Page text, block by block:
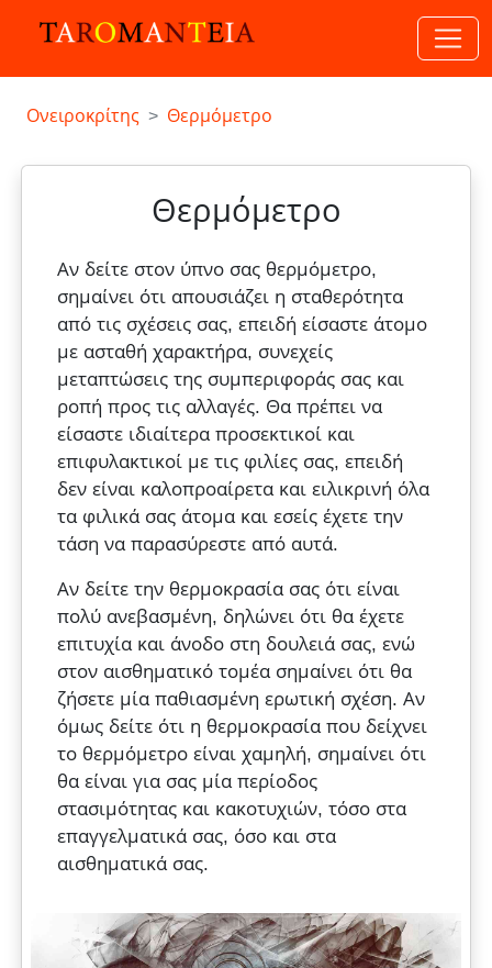
Ονειροκρίτης Θερμόμετρο
Θερμόμετρο
Αν δείτε στον ύπνο σας θερμόμετρο,
σημαίνει ότι απουσιάζει η σταθερότητα
από τις σχέσεις σας, επειδή είσαστε άτομο
με ασταθή χαρακτήρα, συνεχείς
μεταπτώσεις της συμπεριφοράς σας και
ροπή προς τις αλλαγές. Θα πρέπει να
είσαστε ιδιαίτερα προσεκτικοί και
επιφυλακτικοί με τις φιλίες σας, επειδή
δεν είναι καλοπροαίρετα και ειλικρινή όλα
τα φιλικά σας άτομα και εσείς έχετε την
τάση να παρασύρεστε από αυτά.
Αν δείτε την θερμοκρασία σας ότι είναι
πολύ ανεβασμένη, δηλώνει ότι θα έχετε
επιτυχία και άνοδο στη δουλειά σας, ενώ
στον αισθηματικό τομέα σημαίνει ότι θα
ζήσετε μία παθιασμένη ερωτική σχέση. Αν
όμως δείτε ότι η θερμοκρασία που δείχνει
το θερμόμετρο είναι χαμηλή, σημαίνει ότι
θα είναι για σας μία περίοδος
στασιμότητας και κακοτυχιών, τόσο στα
επαγγελματικά σας, όσο και στα
αισθηματικά σας.